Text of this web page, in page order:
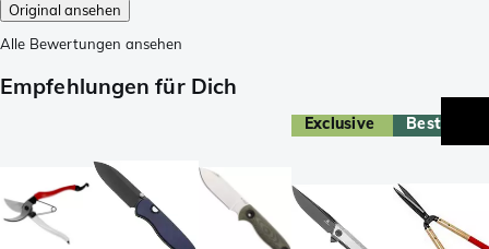
Original ansehen
Alle Bewertungen ansehen
Empfehlungen für Dich
Exclusive Bestseller